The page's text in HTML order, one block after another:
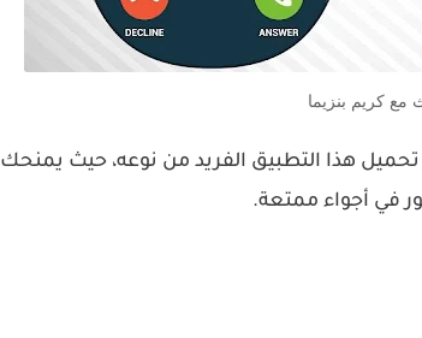
مع كريم بنزيما
هذا التطبيق الفريد من نوعه، حيث يمنحك
في أجواء ممتعة.